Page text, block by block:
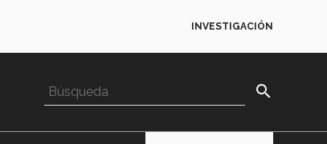
INVESTIGACIÓN
search